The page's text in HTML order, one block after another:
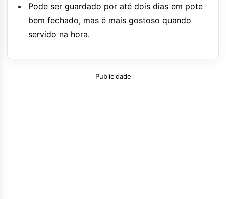
Pode ser guardado por até dois dias em pote
bem fechado, mas é mais gostoso quando
servido na hora.
Publicidade